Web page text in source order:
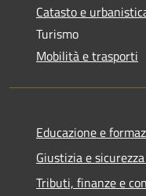
Catasto e
Turismo
Mobilità e trasporti
Educazione e
Giustizia e
Tributi, finanze e